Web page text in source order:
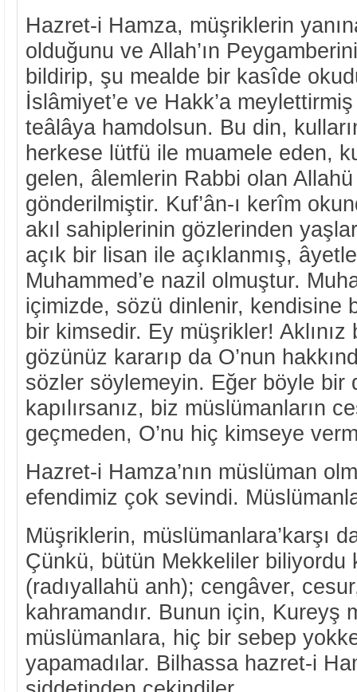
Hazret-i Hamza, müşriklerin
olduğunu ve Allah’ın
bildirip, şu mealde bir kasîde
İslâmiyet’e ve Hakk’a
teâlâya hamdolsun. Bu din,
herkese lütfü ile muamele eden,
gelen, âlemlerin Rabbi olan
gönderilmiştir. Kuf’ân-ı kerîm
akıl sahiplerinin gözlerinden
açık bir lisan ile açıklanmış,
Muhammed’e nazil olmuştur.
içimizde, sözü dinlenir, kendisine
bir kimsedir. Ey müşrikler! Aklınız
gözünüz kararıp da O’nun
sözler söylemeyin. Eğer böyle bir
kapılırsanız, biz müslümanların
geçmeden, O’nu hiç kimseye
Hazret-i Hamza’nın müslüman
efendimiz çok sevindi.
Müşriklerin, müslümanlara’karşı
Çünkü, bütün Mekkeliler biliyordu
(radıyallahü anh); cengâver,
kahramandır. Bunun için, Kureyş
müslümanlara, hiç bir sebep
yapamadılar. Bilhassa hazret-i